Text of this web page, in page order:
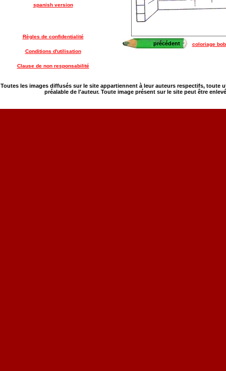
spanish version
Règles de confidentialité
Conditions d'utilisation
Clause de non responsabilité
précédent coloriage
Toutes les images diffusés sur le site appartiennent à leur auteurs respectifs,
préalable de l'auteur. Toute image présent sur le site peut être